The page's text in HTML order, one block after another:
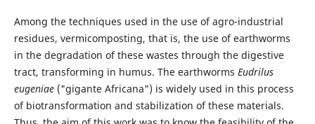
Among the techniques used in the use of agro-industrial
residues, vermicomposting, that is, the use of earthworms
in the degradation of these wastes through the digestive
tract, transforming in humus. The earthworms Eudrilus
eugeniae ("gigante Africana") is widely used in this process
of biotransformation and stabilization of these materials.